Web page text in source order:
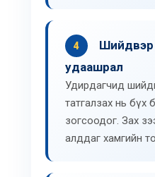
4
Шийдвэр
удаашрал
Удирдагчид
татгалзах нь бүх
зогсоодог. Зах
алддаг хамгийн